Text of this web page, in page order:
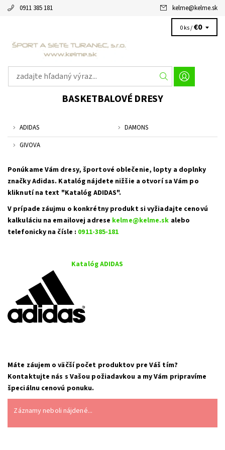
0911 385 181 kelme@kelme.sk
0 ks /€0
BASKETBALOVÉ DRESY
ADIDAS
DAMONS
GIVOVA
Ponúkame Vám dresy, športové oblečenie, lopty a doplnky
značky Adidas. Katalóg nájdete nižšie a otvorí sa Vám po
kliknutí na text "Katalóg ADIDAS".
V prípade záujmu o konkrétny produkt si vyžiadajte cenovú
kalkuláciu na emailovej adrese kelme@kelme.sk alebo
telefonicky na čísle : 0911-385-181
Katalóg ADIDAS
Máte záujem o väčší počet produktov pre Váš tím?
Kontaktujte nás s Vašou požiadavkou a my Vám pripravíme
špeciálnu cenovú ponuku.
Záznamy neboli nájdené...